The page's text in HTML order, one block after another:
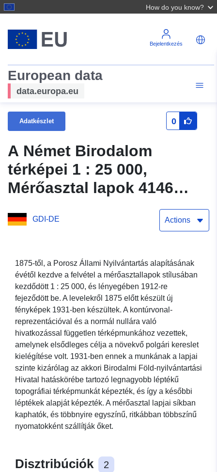
How do you know?
Bejelentkezés
European data
data.europa.eu
Adatkészlet 0
A Német Birodalom
térképei 1 : 25 000,
Mérőasztal lapok 4146
GDI-DE Actions
1875-től, a Porosz Állami Nyilvántartás alapításának
évétől kezdve a felvétel a mérőasztallapok stílusában
kezdődött 1 : 25 000, és lényegében 1912-re
fejeződött be. A levelekről 1875 előtt készült új
fényképek 1931-ben készültek. A kontúrvonal-
reprezentációval és a normál nullára való
hivatkozással független térképmunkához vezettek,
amelynek elsődleges célja a növekvő polgári kereslet
kielégítése volt. 1931-ben ennek a munkának a lapjai
szinte kizárólag az akkori Birodalmi Föld-nyilvántartási
Hivatal hatáskörébe tartozó legnagyobb léptékű
topográfiai térképmunkát képezték, és így a későbbi
léptékek alapját képezték. A mérőasztal lapjai síkban
kaphatók, és többnyire egyszínű, ritkábban többszínű
nyomatokként szállítják őket.
Disztribúciók 2